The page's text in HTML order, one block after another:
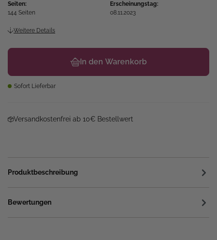
Seiten:
144 Seiten
Erscheinungstag:
08.11.2023
Weitere Details
In den Warenkorb
Sofort Lieferbar
Versandkostenfrei ab 10€ Bestellwert
Produktbeschreibung
Bewertungen